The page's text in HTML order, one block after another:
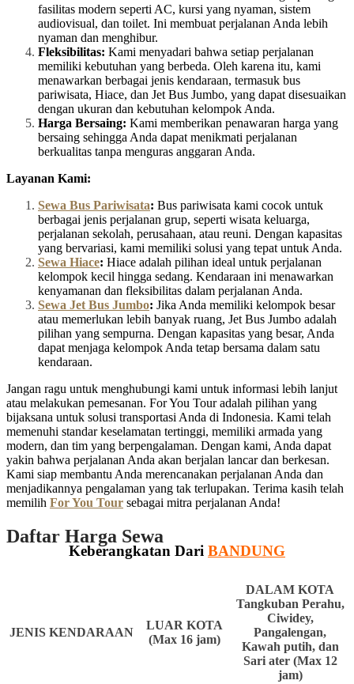
fasilitas modern seperti AC, kursi yang nyaman, sistem
audiovisual, dan toilet. Ini membuat perjalanan Anda lebih
nyaman dan menghibur.
Fleksibilitas: Kami menyadari bahwa setiap perjalanan
memiliki kebutuhan yang berbeda. Oleh karena itu, kami
menawarkan berbagai jenis kendaraan, termasuk bus
pariwisata, Hiace, dan Jet Bus Jumbo, yang dapat disesuaikan
dengan ukuran dan kebutuhan kelompok Anda.
Harga Bersaing: Kami memberikan penawaran harga yang
bersaing sehingga Anda dapat menikmati perjalanan
berkualitas tanpa menguras anggaran Anda.
Layanan Kami:
Sewa Bus Pariwisata: Bus pariwisata kami cocok untuk
berbagai jenis perjalanan grup, seperti wisata keluarga,
perjalanan sekolah, perusahaan, atau reuni. Dengan kapasitas
yang bervariasi, kami memiliki solusi yang tepat untuk Anda.
Sewa Hiace: Hiace adalah pilihan ideal untuk perjalanan
kelompok kecil hingga sedang. Kendaraan ini menawarkan
kenyamanan dan fleksibilitas dalam perjalanan Anda.
Sewa Jet Bus Jumbo: Jika Anda memiliki kelompok besar
atau memerlukan lebih banyak ruang, Jet Bus Jumbo adalah
pilihan yang sempurna. Dengan kapasitas yang besar, Anda
dapat menjaga kelompok Anda tetap bersama dalam satu
kendaraan.
Jangan ragu untuk menghubungi kami untuk informasi lebih lanjut
atau melakukan pemesanan. For You Tour adalah pilihan yang
bijaksana untuk solusi transportasi Anda di Indonesia. Kami telah
memenuhi standar keselamatan tertinggi, memiliki armada yang
modern, dan tim yang berpengalaman. Dengan kami, Anda dapat
yakin bahwa perjalanan Anda akan berjalan lancar dan berkesan.
Kami siap membantu Anda merencanakan perjalanan Anda dan
menjadikannya pengalaman yang tak terlupakan. Terima kasih telah
memilih For You Tour sebagai mitra perjalanan Anda!
Daftar Harga Sewa
Keberangkatan Dari BANDUNG
JENIS KENDARAAN
LUAR KOTA
(Max 16 jam)
DALAM KOTA
Tangkuban Perahu,
Ciwidey,
Pangalengan,
Kawah putih, dan
Sari ater (Max 12
jam)